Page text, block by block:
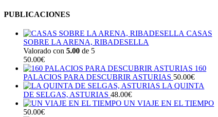
PUBLICACIONES
CASAS
SOBRE LA ARENA, RIBADESELLA
Valorado con 5.00 de 5
50.00€
160
PALACIOS PARA DESCUBRIR ASTURIAS 50.00€
LA QUINTA
DE SELGAS, ASTURIAS 48.00€
UN VIAJE EN EL TIEMPO
50.00€